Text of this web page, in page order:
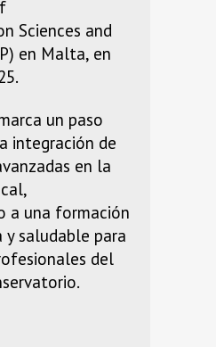
Sciences and
en Malta, en
un paso
integración de
en la
a una formación
saludable para
del